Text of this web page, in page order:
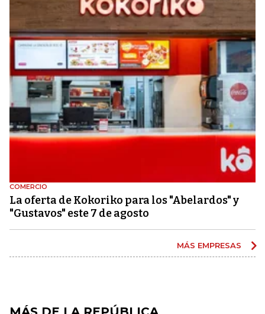
COMERCIO
La oferta de Kokoriko para los "Abelardos" y
"Gustavos" este 7 de agosto
MÁS EMPRESAS